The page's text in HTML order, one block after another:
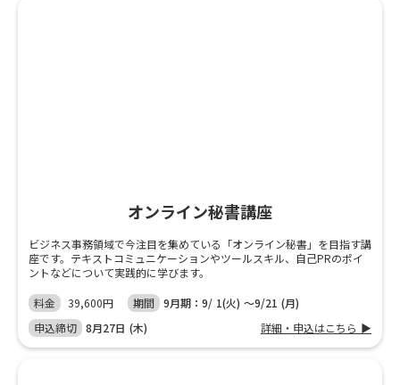
オンライン秘書講座
ビジネス事務領域で今注目を集めている「オンライン秘書」を目指す講
座です。テキストコミュニケーションやツールスキル、自己PRのポイ
ントなどについて実践的に学びます。
料金
39,600円 期間
9月期：9/ 1(火) 〜9/21 (月)
申込締切 8月27日 (木) 詳細・申込はこちら ▶